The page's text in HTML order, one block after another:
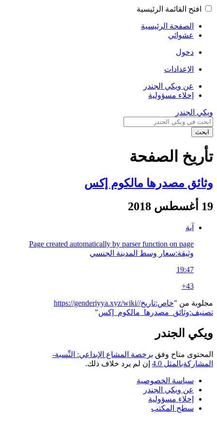
افتح القائمة الرئيسية
الصفحة الرئيسية
عشوائي
دخول
الإعدادات
عن ويكي الجندر
إخلاء مسؤولية
ويكي الجندر
ابحث
تأريخ الصفحة
وثائق مصدرها مالكوم إكس
19 أغسطس 2018
آية
Page created automatically by parser function on page
وثيقة:سعار وسط المدينة الجنسي
19:47
+43
مجلوبة من "
https://genderiyya.xyz/wiki/خاص:تاريخ/
تصنيف:وثائق_مصدرها_مالكوم_إكس"
ويكي الجندر
المحتوى متاح وفق برخصة المشاع الإبداعي: النِّسبة-
المشاركةبالمثل 4.0
إن لم يرد خلاف ذلك.
سياسة الخصوصية
عن ويكي الجندر
إخلاء مسؤولية
سطح المكتب